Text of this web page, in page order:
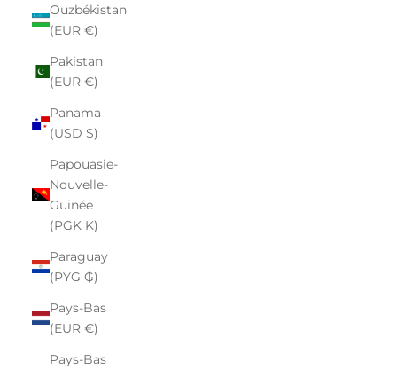
Ouzbékistan
(EUR €)
Pakistan
(EUR €)
Panama
(USD $)
Papouasie-
Nouvelle-
Guinée
(PGK K)
Paraguay
(PYG ₲)
Pays-Bas
(EUR €)
Pays-Bas